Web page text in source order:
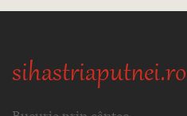
sihastriaputnei.ro